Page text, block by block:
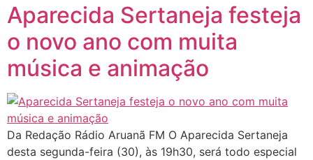
Aparecida Sertaneja festeja
o novo ano com muita
música e animação
Da Redação Rádio Aruanã FM O Aparecida Sertaneja
desta segunda-feira (30), às 19h30, será todo especial